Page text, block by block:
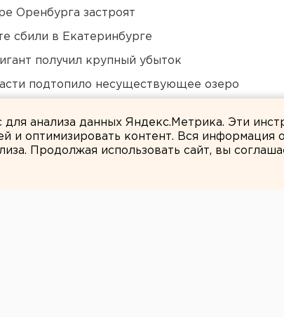
Оренбурга застроят
сбили в Екатеринбурге
получил крупный убыток
подтопило несуществующее озеро
анализа данных Яндекс.Метрика. Эти
и оптимизировать контент. Вся информация
Продолжая использовать сайт, вы